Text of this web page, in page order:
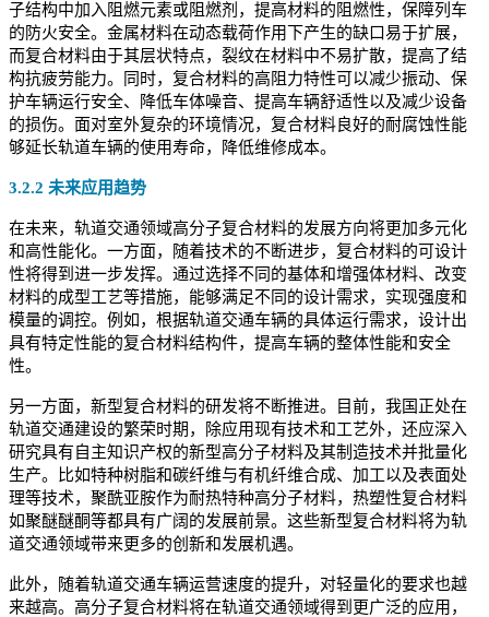
子结构中加入阻燃元素或阻燃剂，提高材料的阻燃性，保障列车
的防火安全。金属材料在动态载荷作用下产生的缺口易于扩展，
而复合材料由于其层状特点，裂纹在材料中不易扩散，提高了结
构抗疲劳能力。同时，复合材料的高阻力特性可以减少振动、保
护车辆运行安全、降低车体噪音、提高车辆舒适性以及减少设备
的损伤。面对室外复杂的环境情况，复合材料良好的耐腐蚀性能
够延长轨道车辆的使用寿命，降低维修成本。
3.2.2 未来应用趋势
在未来，轨道交通领域高分子复合材料的发展方向将更加多元化
和高性能化。一方面，随着技术的不断进步，复合材料的可设计
性将得到进一步发挥。通过选择不同的基体和增强体材料、改变
材料的成型工艺等措施，能够满足不同的设计需求，实现强度和
模量的调控。例如，根据轨道交通车辆的具体运行需求，设计出
具有特定性能的复合材料结构件，提高车辆的整体性能和安全
性。
另一方面，新型复合材料的研发将不断推进。目前，我国正处在
轨道交通建设的繁荣时期，除应用现有技术和工艺外，还应深入
研究具有自主知识产权的新型高分子材料及其制造技术并批量化
生产。比如特种树脂和碳纤维与有机纤维合成、加工以及表面处
理等技术，聚酰亚胺作为耐热特种高分子材料，热塑性复合材料
如聚醚醚酮等都具有广阔的发展前景。这些新型复合材料将为轨
道交通领域带来更多的创新和发展机遇。
此外，随着轨道交通车辆运营速度的提升，对轻量化的要求也越
来越高。高分子复合材料将在轨道交通领域得到更广泛的应用，